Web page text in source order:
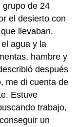
grupo de 24
el desierto con
llevaban.
agua y la
hambre y
después
me di cuenta de
Estuve
trabajo,
un